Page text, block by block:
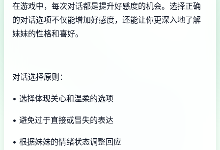
在游戏中，每次对话都是提升好感度的机会。选择正确
的对话选项不仅能增加好感度，还能让你更深入地了解
妹妹的性格和喜好。
对话选择原则：
• 选择体现关心和温柔的选项
• 避免过于直接或冒失的表达
• 根据妹妹的情绪状态调整回应